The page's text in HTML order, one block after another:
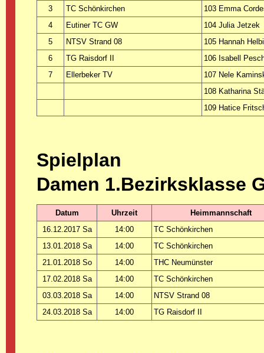
3
TC Schönkirchen
103 Emma
4
Eutiner TC GW
104 Julia Jetzek
5
NTSV Strand 08
105 Hannah
6
TG Raisdorf II
106 Isabell
7
Ellerbeker TV
107 Nele
108 Katharina
109 Hatice
Spielplan
Damen 1.Bezirksklasse
Datum Uhrzeit
Heimmannschaft
16.12.2017 Sa
14:00
TC Schönkirchen
13.01.2018 Sa
14:00
TC Schönkirchen
21.01.2018 So
14:00
THC Neumünster
17.02.2018 Sa
14:00
TC Schönkirchen
03.03.2018 Sa
14:00
NTSV Strand 08
24.03.2018 Sa
14:00 TG Raisdorf II